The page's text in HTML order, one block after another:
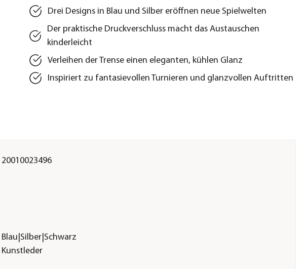
Drei Designs in Blau und Silber eröffnen neue Spielwelten
Der praktische Druckverschluss macht das Austauschen
kinderleicht
Verleihen der Trense einen eleganten, kühlen Glanz
Inspiriert zu fantasievollen Turnieren und glanzvollen Auftritten
20010023496
Blau|Silber|Schwarz
Kunstleder